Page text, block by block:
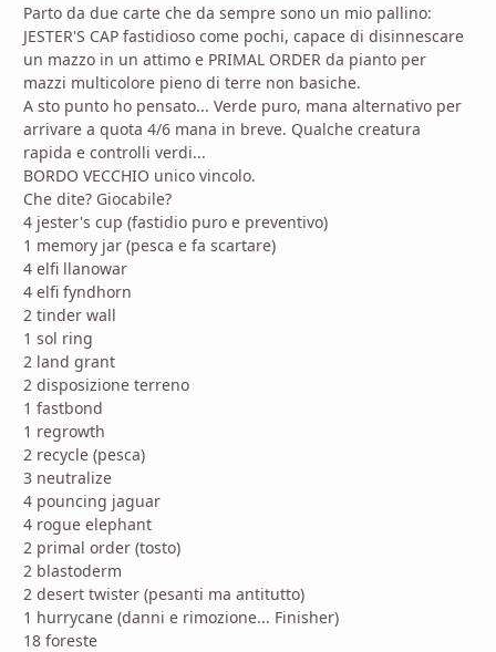
Parto da due carte che da sempre sono un mio pallino:
JESTER'S CAP fastidioso come pochi, capace di disinnescare
un mazzo in un attimo e PRIMAL ORDER da pianto per
mazzi multicolore pieno di terre non basiche.
A sto punto ho pensato... Verde puro, mana alternativo per
arrivare a quota 4/6 mana in breve. Qualche creatura
rapida e controlli verdi...
BORDO VECCHIO unico vincolo.
Che dite? Giocabile?
4 jester's cup (fastidio puro e preventivo)
1 memory jar (pesca e fa scartare)
4 elfi llanowar
4 elfi fyndhorn
2 tinder wall
1 sol ring
2 land grant
2 disposizione terreno
1 fastbond
1 regrowth
2 recycle (pesca)
3 neutralize
4 pouncing jaguar
4 rogue elephant
2 primal order (tosto)
2 blastoderm
2 desert twister (pesanti ma antitutto)
1 hurrycane (danni e rimozione... Finisher)
18 foreste